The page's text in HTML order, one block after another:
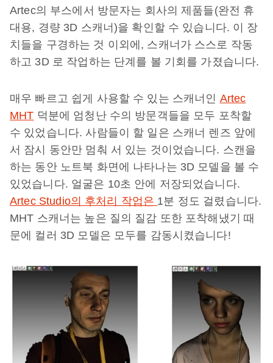
Artec의 부스에서 방문자는 회사의 제품들(완전 휴
대용, 경량 3D 스캐너)을 확인할 수 있습니다. 이 장
치들을 구경하는 것 이외에, 스캐너가 스스로 작동
하고 3D 로 작업하는 단계를 볼 기회를 가졌습니다.
매우 빠르고 쉽게 사용할 수 있는 스캐너인 Artec
MHT 덕분에 엄청난 수의 방문객들을 모두 포착할
수 있었습니다. 사람들이 할 일은 스캐너 렌즈 앞에
서 잠시 동안만 멈춰 서 있는 것이었습니다. 스캔을
하는 동안 노트북 화면에 나타나는 3D 모델을 볼 수
있었습니다. 얼굴은 10초 안에 저장되었습니다.
Artec Studio의 후처리 작업은 1분 정도 걸렸습니다.
MHT 스캐너는 높은 질의 질감 또한 포착해냈기 때
문에 컬러 3D 모델은 모두를 감동시켰습니다!